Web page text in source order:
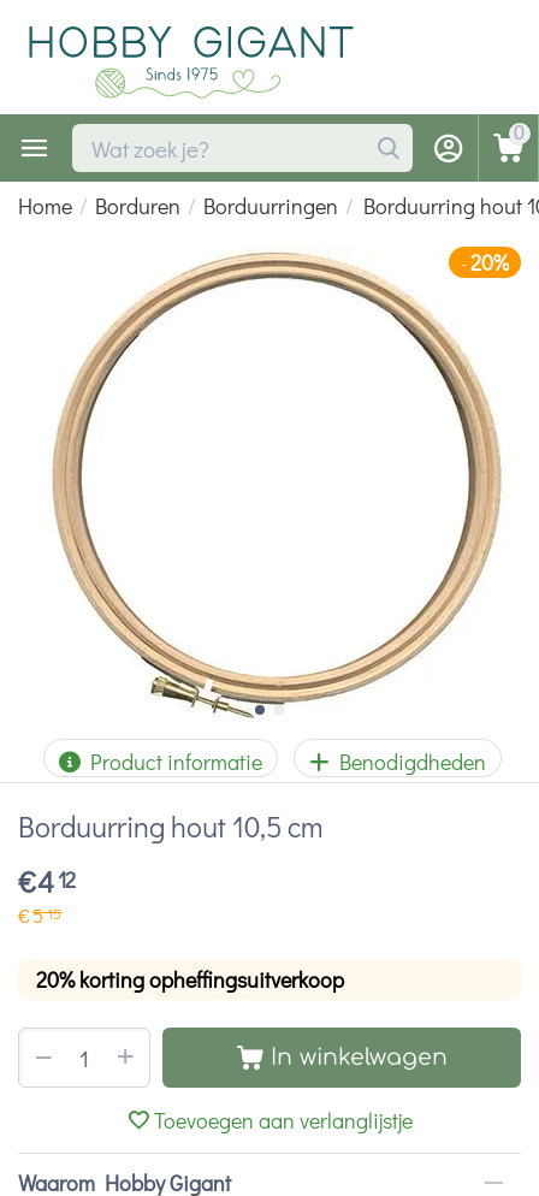
0
Home / Borduren / Borduurringen / Borduurring hout
-20%
Product informatie Benodigdheden
Borduurring hout 10,5 cm
€412
€515
20% korting opheffingsuitverkoop
+
− In winkelwagen
Toevoegen aan verlanglijstje
Waarom Hobby Gigant